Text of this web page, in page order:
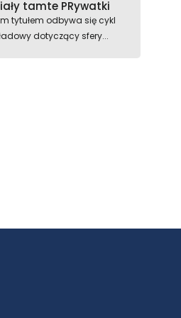
tamte PRywatki
tytułem odbywa się cykl
dotyczący sfery...